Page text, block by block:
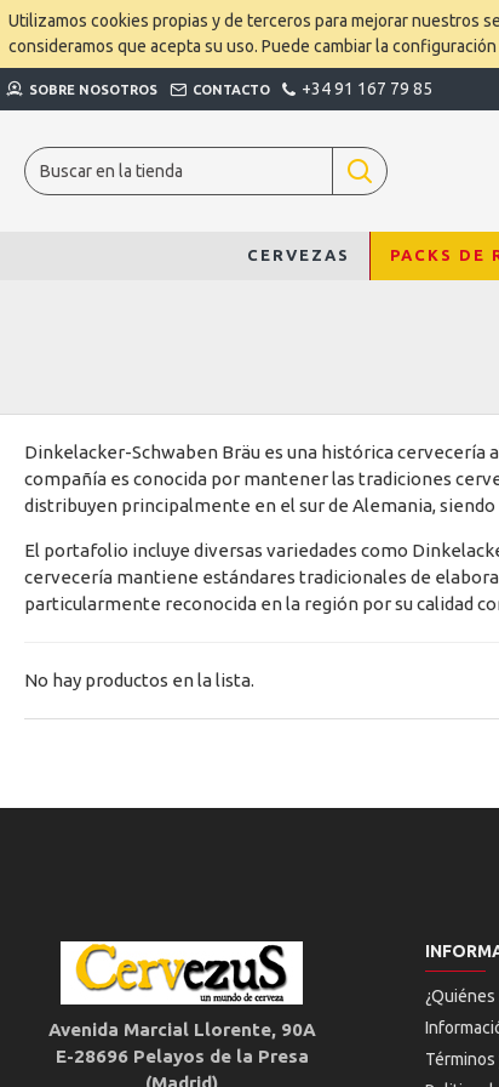
Utilizamos cookies propias y de terceros para mejorar nuestros
consideramos que acepta su uso. Puede cambiar la
SOBRE NOSOTROS CONTACTO +34 91 167 79 85
CERVEZAS PACKS DE
Dinkelacker-Schwaben Bräu es una histórica cervecería
compañía es conocida por mantener las tradiciones
distribuyen principalmente en el sur de Alemania,
El portafolio incluye diversas variedades como
cervecería mantiene estándares tradicionales de
particularmente reconocida en la región por su calidad
No hay productos en la lista.
Avenida Marcial Llorente, 90A
E-28696 Pelayos de la Presa
(Madrid)
¿Quiénes